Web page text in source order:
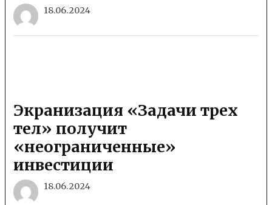
18.06.2024
Экранизация «Задачи трех
тел» получит
«неограниченные»
инвестиции
18.06.2024